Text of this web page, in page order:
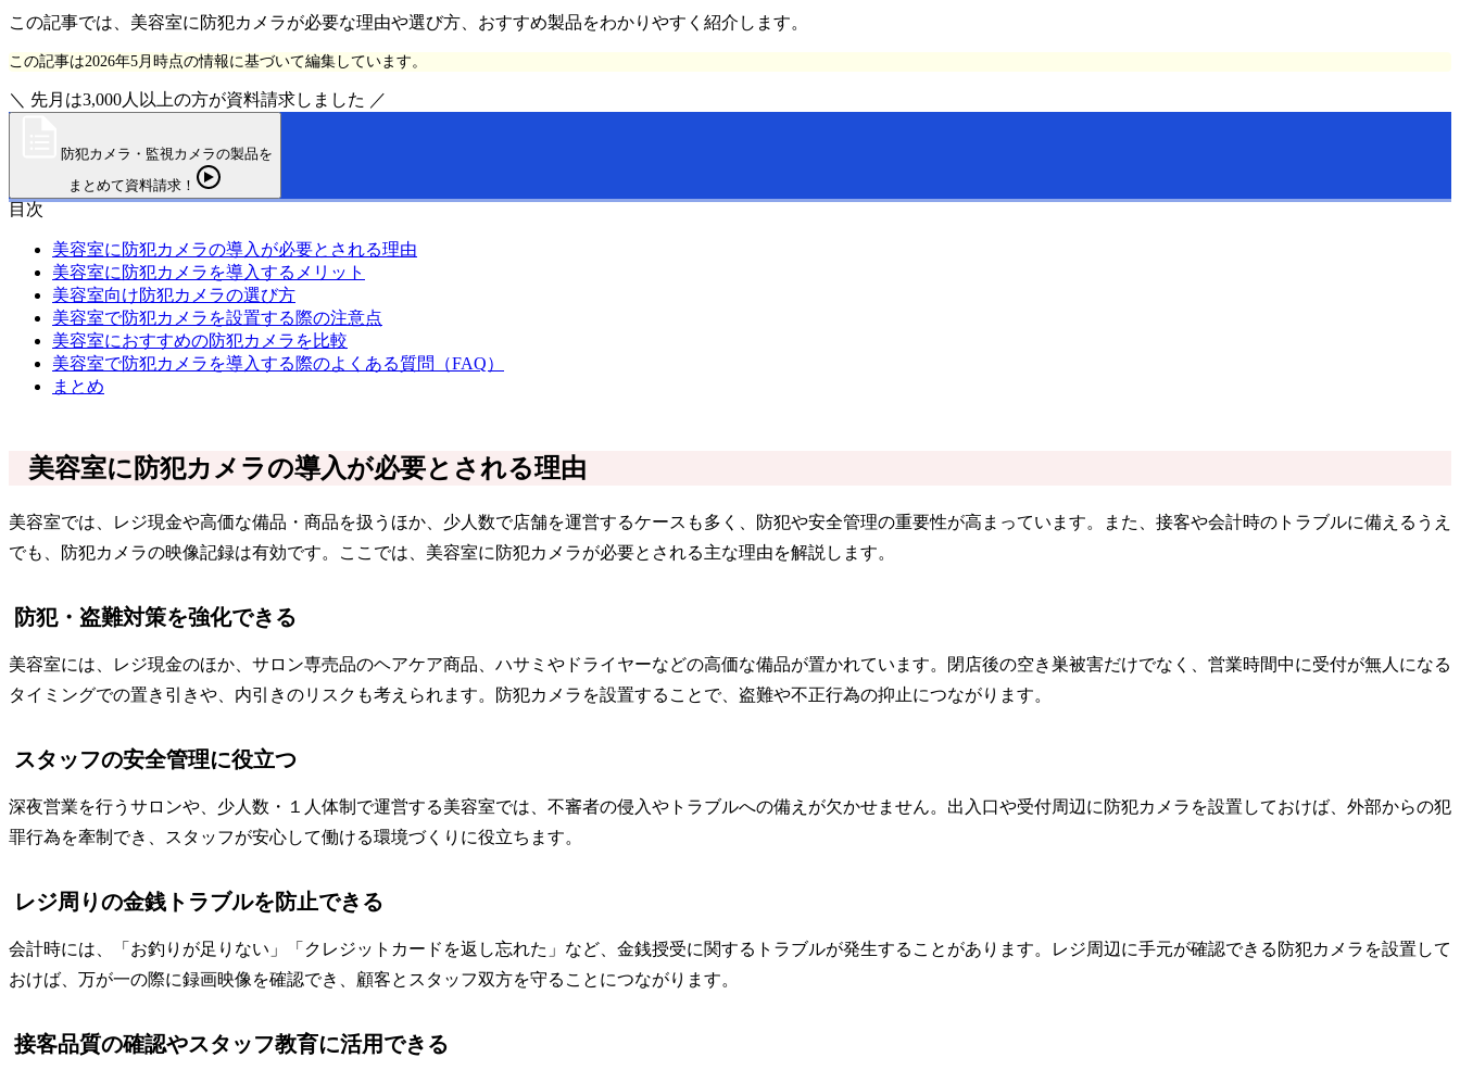
この記事では、美容室に防犯カメラが必要な理由や選び方、おすすめ製品をわかりやすく紹介します。
この記事は2026年5月時点の情報に基づいて編集しています。
＼ 先月は3,000人以上の方が資料請求しました ／
防犯カメラ・監視カメラの製品を
まとめて資料請求！
目次
美容室に防犯カメラの導入が必要とされる理由
美容室に防犯カメラを導入するメリット
美容室向け防犯カメラの選び方
美容室で防犯カメラを設置する際の注意点
美容室におすすめの防犯カメラを比較
美容室で防犯カメラを導入する際のよくある質問（FAQ）
まとめ
美容室に防犯カメラの導入が必要とされる理由
美容室では、レジ現金や高価な備品・商品を扱うほか、少人数で店舗を運営するケースも多く、防犯や安全管理の重要性が高まっています。また、接客や会計時のトラブルに備えるうえ
でも、防犯カメラの映像記録は有効です。ここでは、美容室に防犯カメラが必要とされる主な理由を解説します。
防犯・盗難対策を強化できる
美容室には、レジ現金のほか、サロン専売品のヘアケア商品、ハサミやドライヤーなどの高価な備品が置かれています。閉店後の空き巣被害だけでなく、営業時間中に受付が無人になる
タイミングでの置き引きや、内引きのリスクも考えられます。防犯カメラを設置することで、盗難や不正行為の抑止につながります。
スタッフの安全管理に役立つ
深夜営業を行うサロンや、少人数・１人体制で運営する美容室では、不審者の侵入やトラブルへの備えが欠かせません。出入口や受付周辺に防犯カメラを設置しておけば、外部からの犯
罪行為を牽制でき、スタッフが安心して働ける環境づくりに役立ちます。
レジ周りの金銭トラブルを防止できる
会計時には、「お釣りが足りない」「クレジットカードを返し忘れた」など、金銭授受に関するトラブルが発生することがあります。レジ周辺に手元が確認できる防犯カメラを設置して
おけば、万が一の際に録画映像を確認でき、顧客とスタッフ双方を守ることにつながります。
接客品質の確認やスタッフ教育に活用できる